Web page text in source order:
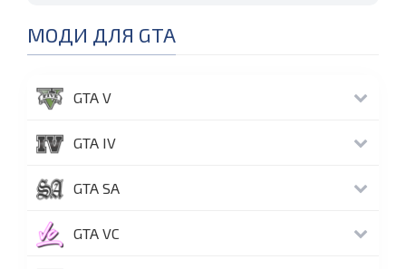
МОДИ ДЛЯ GTA
GTA V
GTA IV
GTA SA
GTA VC